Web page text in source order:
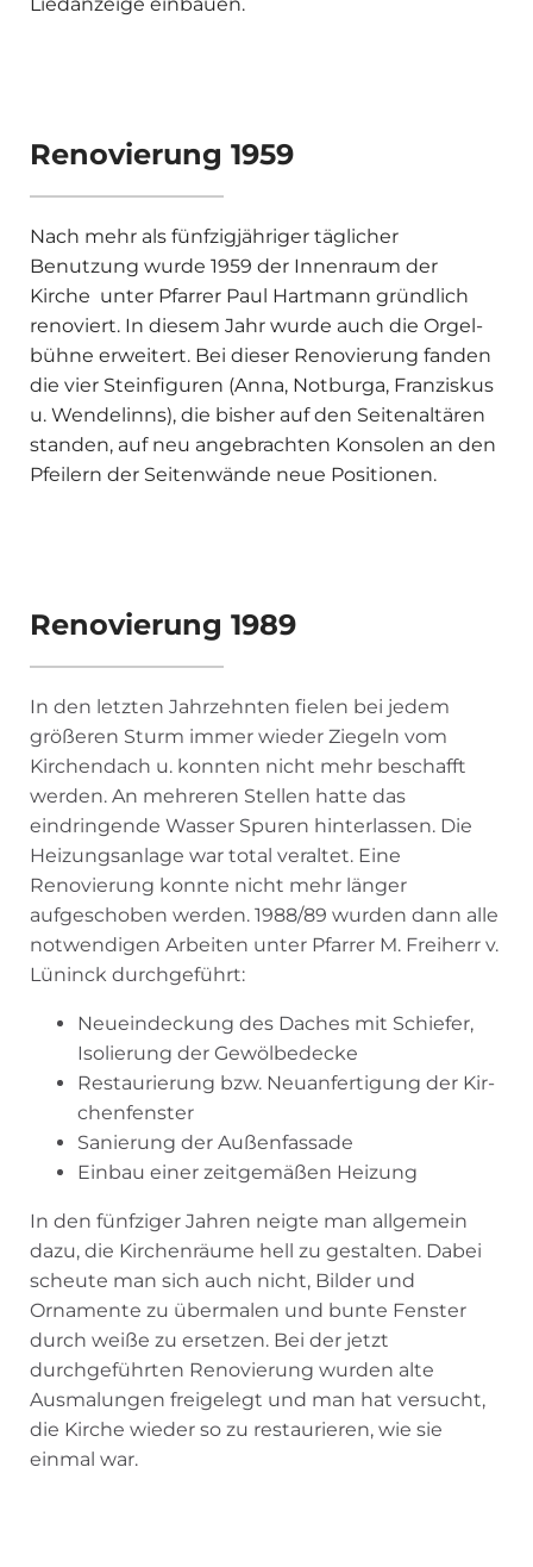
Renovierung 1959
Nach mehr als fünfzigjähriger täglicher
Benutzung wurde 1959 der Innenraum der
Kirche unter Pfarrer Paul Hartmann gründlich
reno­viert. In diesem Jahr wurde auch die Orgel­
bühne erweitert. Bei dieser Renovierung fan­den
die vier Steinfiguren (Anna, Notburga, Franziskus
u. Wendelinns), die bisher auf den Seitenaltären
standen, auf neu angebrachten Konsolen an den
Pfeilern der Seitenwände neue Positionen.
Renovierung 1989
In den letzten Jahrzehnten fielen bei jedem
größe­ren Sturm immer wieder Ziegeln vom
Kirchendach u. konnten nicht mehr beschafft
werden. An mehreren Stel­len hatte das
eindringende Wasser Spuren hin­terlassen. Die
Heizungsanlage war total veral­tet. Eine
Renovierung konnte nicht mehr länger
aufgeschoben werden. 1988/89 wurden dann alle
notwendigen Arbeiten unter Pfarrer M. Freiherr v.
Lüninck durchge­führt:
Neueindeckung des Daches mit Schiefer,
Isolierung der Gewölbedecke
Restaurierung bzw. Neuanfertigung der Kir­
chenfenster
Sanierung der Außenfassade
Einbau einer zeitgemäßen Heizung
In den fünfziger Jahren neigte man allgemein
dazu, die Kirchenräume hell zu gestalten. Da­bei
scheute man sich auch nicht, Bilder und
Ornamente zu übermalen und bunte Fenster
durch weiße zu ersetzen. Bei der jetzt
durchgeführten Renovierung wur­den alte
Ausmalungen freigelegt und man hat versucht,
die Kirche wieder so zu restaurie­ren, wie sie
einmal war.